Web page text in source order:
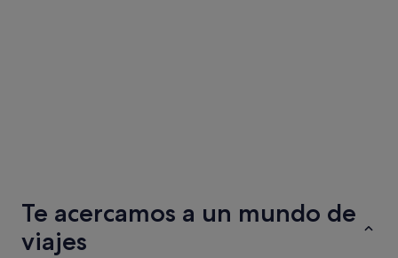
Te acercamos a un mundo de
viajes